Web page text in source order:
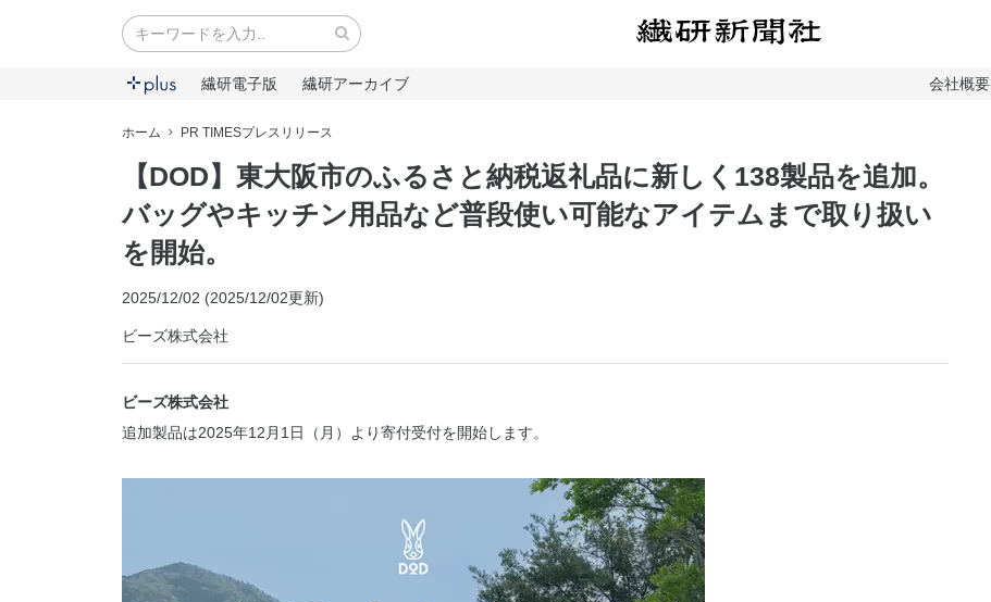
繊研電子版 繊研アーカイブ 会社概要
ホーム PR TIMESプレスリリース
【DOD】東大阪市のふるさと納税返礼品に新しく138製品を追加。
バッグやキッチン用品など普段使い可能なアイテムまで取り扱い
を開始。
2025/12/02 (2025/12/02更新)
ビーズ株式会社
ビーズ株式会社
追加製品は2025年12月1日（月）より寄付受付を開始します。